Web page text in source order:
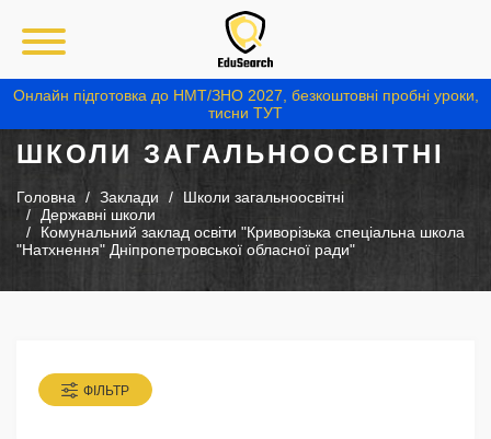
Онлайн підготовка до НМТ/ЗНО 2027, безкоштовні пробні уроки,
тисни ТУТ
ШКОЛИ ЗАГАЛЬНООСВІТНІ
Головна Заклади
Школи загальноосвітні
Державні школи
Комунальний заклад освіти "Криворізька спеціальна школа
"Натхнення" Дніпропетровської обласної ради"
ФІЛЬТР